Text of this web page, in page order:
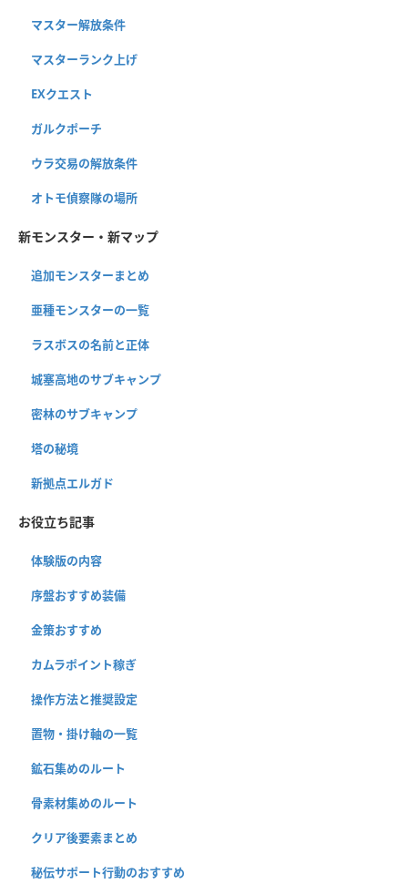
マスター解放条件
マスターランク上げ
EXクエスト
ガルクポーチ
ウラ交易の解放条件
オトモ偵察隊の場所
新モンスター・新マップ
追加モンスターまとめ
亜種モンスターの一覧
ラスボスの名前と正体
城塞高地のサブキャンプ
密林のサブキャンプ
塔の秘境
新拠点エルガド
お役立ち記事
体験版の内容
序盤おすすめ装備
金策おすすめ
カムラポイント稼ぎ
操作方法と推奨設定
置物・掛け軸の一覧
鉱石集めのルート
骨素材集めのルート
クリア後要素まとめ
秘伝サポート行動のおすすめ